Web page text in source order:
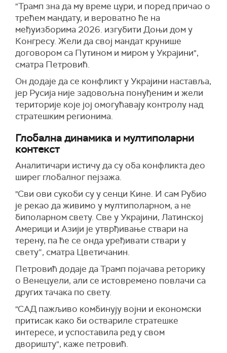
"Трамп зна да му време цури, и поред причао о
трећем мандату, и вероватно ће на
међуизборима 2026. изгубити Доњи дом у
Конгресу. Жели да свој мандат крунише
договором са Путином и миром у Украјини",
сматра Петровић.
Он додаје да се конфликт у Украјини наставља,
јер Русија није задовољна понуђеним и жели
територије које јој омогућавају контролу над
стратешким регионима.
Глобална динамика и мултиполарни
контекст
Аналитичари истичу да су оба конфликта део
ширег глобалног пејзажа.
"Сви ови сукоби су у сенци Кине. И сам Рубио
је рекао да живимо у мултиполарном, а не
биполарном свету. Све у Украјини, Латинској
Америци и Азији је утврђивање ствари на
терену, па ће се онда уређивати ствари у
свету“, сматра Цветичанин.
Петровић додаје да Трамп појачава реторику
о Венецуели, али се истовремено повлачи са
других тачака по свету.
"САД пажљиво комбинују војни и економски
притисак како би оствариле стратешке
интересе, и успоставила ред у свом
дворишту", каже петровић.